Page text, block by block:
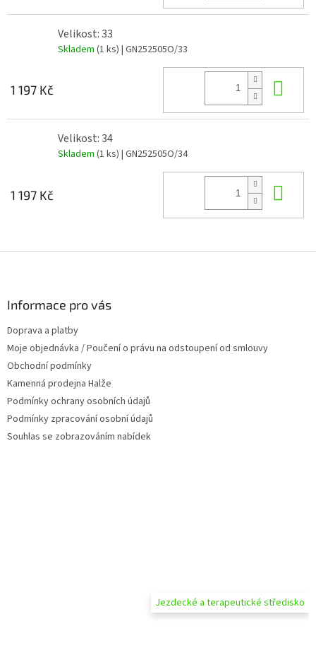
Velikost: 33
Skladem (1 ks) | GN252505O/33
1 197 Kč
Velikost: 34
Skladem (1 ks) | GN252505O/34
1 197 Kč
Informace pro vás
Doprava a platby
Moje objednávka / Poučení o právu na odstoupení od smlouvy
Obchodní podmínky
Kamenná prodejna Halže
Podmínky ochrany osobních údajů
Podmínky zpracování osobní údajů
Souhlas se zobrazováním nabídek
Jezdecké a terapeutické středisko